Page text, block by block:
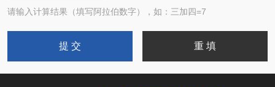
请输入计算结果（填写阿拉伯数字），如：三加四=7